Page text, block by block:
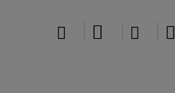
   